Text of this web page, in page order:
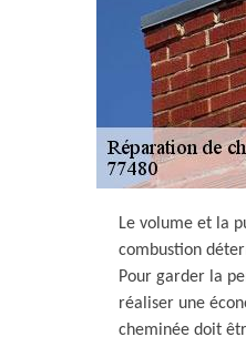
Le volume et la
combustion
Pour garder la
réaliser une
cheminée doit